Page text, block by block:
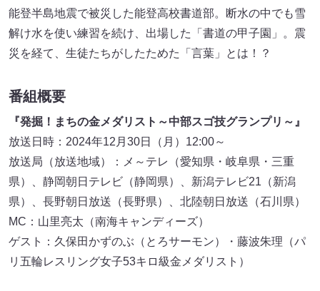
能登半島地震で被災した能登高校書道部。断水の中でも雪
解け水を使い練習を続け、出場した「書道の甲子園」。震
災を経て、生徒たちがしたためた「言葉」とは！？
番組概要
『発掘！まちの金メダリスト～中部スゴ技グランプリ～』
放送日時：2024年12月30日（月）12:00～
放送局（放送地域）：メ～テレ（愛知県・岐阜県・三重
県）、静岡朝日テレビ（静岡県）、新潟テレビ21（新潟
県）、長野朝日放送（長野県）、北陸朝日放送（石川県）
MC：山里亮太（南海キャンディーズ）
ゲスト：久保田かずのぶ（とろサーモン）・藤波朱理（パ
リ五輪レスリング女子53キロ級金メダリスト）